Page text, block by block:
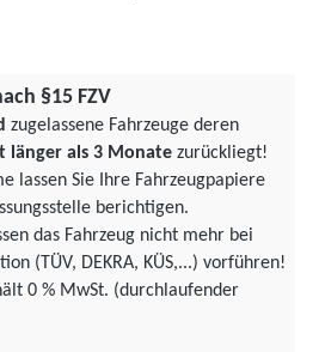
§15 FZV
zugelassene Fahrzeuge deren
länger als 3 Monate zurückliegt!
lassen Sie Ihre Fahrzeugpapiere
berichtigen.
das Fahrzeug nicht mehr bei
(TÜV, DEKRA, KÜS,...) vorführen!
0 % MwSt. (durchlaufender